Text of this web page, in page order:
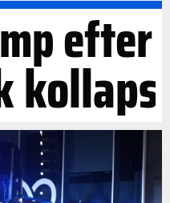
efter
kollaps